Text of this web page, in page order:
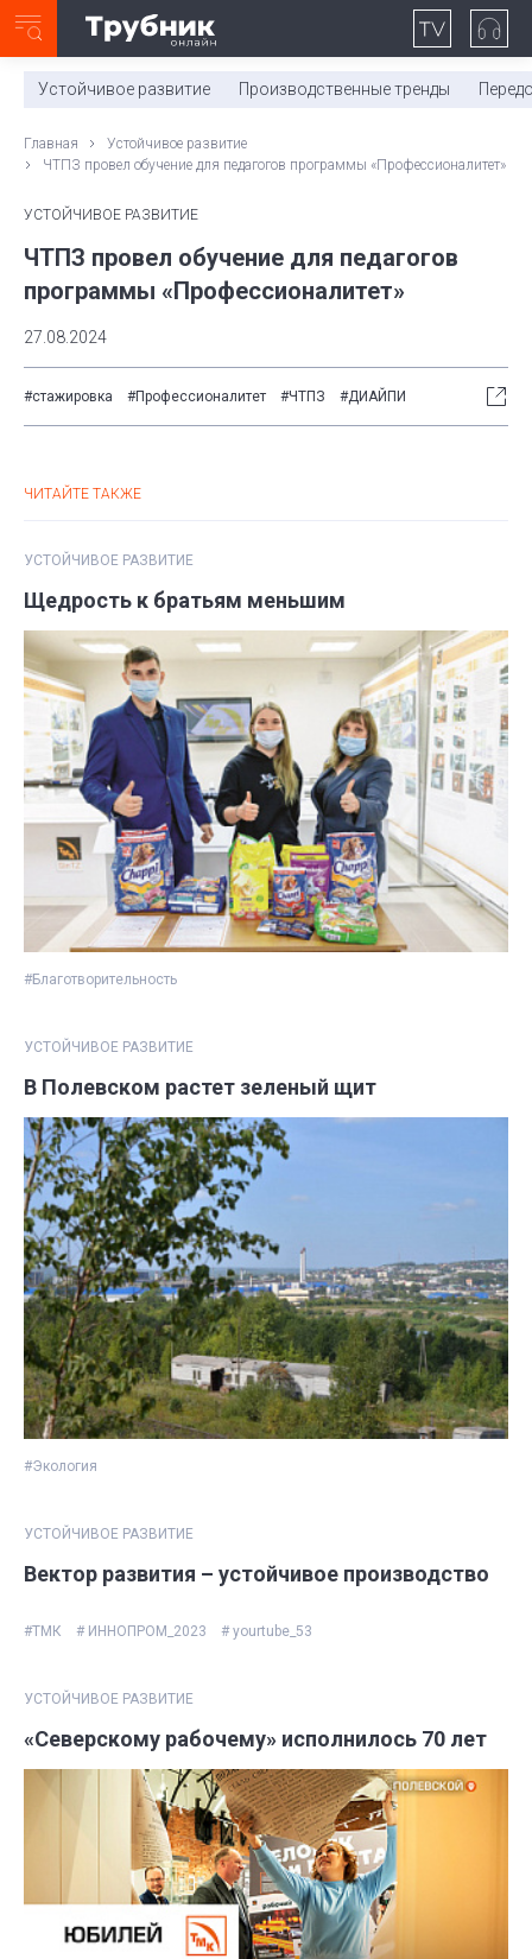
0:00/ 11:03
Устойчивое развитие Производственные тренды
Главная
Устойчивое развитие
ЧТПЗ провел обучение для педагогов программы «Профессионалитет»
УСТОЙЧИВОЕ РАЗВИТИЕ
ЧТПЗ провел обучение для педагогов
программы «Профессионалитет»
27.08.2024
#стажировка #Профессионалитет #ЧТПЗ #ДИАЙПИ
ЧИТАЙТЕ ТАКЖЕ
УСТОЙЧИВОЕ РАЗВИТИЕ
Щедрость к братьям меньшим
#Благотворительность
УСТОЙЧИВОЕ РАЗВИТИЕ
В Полевском растет зеленый щит
#Экология
УСТОЙЧИВОЕ РАЗВИТИЕ
Вектор развития – устойчивое производство
#ТМК # ИННОПРОМ_2023 # yourtube_53
УСТОЙЧИВОЕ РАЗВИТИЕ
«Северскому рабочему» исполнилось 70 лет